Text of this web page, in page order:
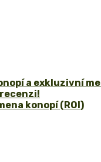
a exkluzivní
konopí (ROI)